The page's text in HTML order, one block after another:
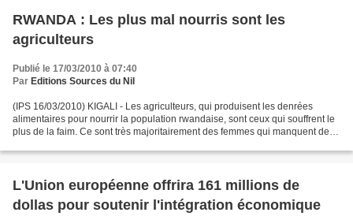
RWANDA : Les plus mal nourris sont les
agriculteurs
Publié le 17/03/2010 à 07:40
Par Editions Sources du Nil
(IPS 16/03/2010) KIGALI - Les agriculteurs, qui produisent les denrées
alimentaires pour nourrir la population rwandaise, sont ceux qui souffrent le
plus de la faim. Ce sont très majoritairement des femmes qui manquent de
L'Union européenne offrira 161 millions de
dollas pour soutenir l'intégration économique